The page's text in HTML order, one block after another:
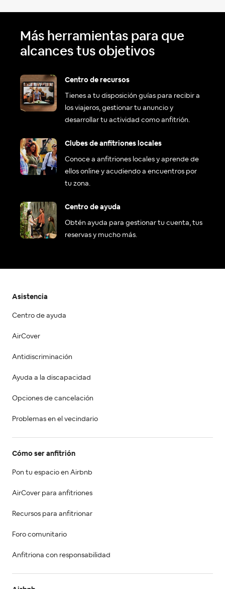
Más herramientas para que
alcances tus objetivos
Centro de recursos
Tienes a tu disposición guías para recibir a
los viajeros, gestionar tu anuncio y
desarrollar tu actividad como anfitrión.
Clubes de anfitriones locales
Conoce a anfitriones locales y aprende de
ellos online y acudiendo a encuentros por
tu zona.
Centro de ayuda
Obtén ayuda para gestionar tu cuenta, tus
reservas y mucho más.
Asistencia
Centro de ayuda
AirCover
Antidiscriminación
Ayuda a la discapacidad
Opciones de cancelación
Problemas en el vecindario
Cómo ser anfitrión
Pon tu espacio en Airbnb
AirCover para anfitriones
Recursos para anfitrionar
Foro comunitario
Anfitriona con responsabilidad